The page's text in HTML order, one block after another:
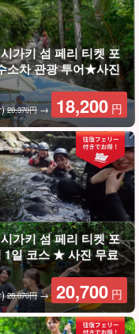
ーツアー14,000円
原港）6,370円＝1名
한 가격으로 제공!
약)하는 것보다 훨씬
가키 섬 페리 티켓 포
소차 관광 투어★사진
)20,370円 → 18,200 円
가키 섬 페리 티켓 포
1일 코스 ★ 사진 무료
)28,070円→ 20,700 円